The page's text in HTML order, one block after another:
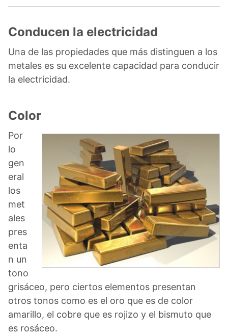
Conducen la electricidad
Una de las propiedades que más distinguen a los
metales es su excelente capacidad para conducir
la electricidad.
Color
Por
lo
gen
eral
los
met
ales
pres
enta
n un
tono
grisáceo, pero ciertos elementos presentan
otros tonos como es el oro que es de color
amarillo, el cobre que es rojizo y el bismuto que
es rosáceo.